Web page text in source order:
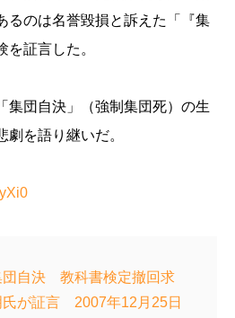
るのは名誉毀損と訴えた「『集
を証言した。
集団自決」（強制集団死）の生
劇を語り継いだ。
団自決 教科書検定撤回求
が証言 2007年12月25日